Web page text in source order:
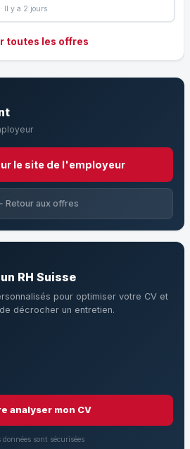
Il y a 2 jours
toutes les offres
le site de l'employeur
Retour aux offres
RH Suisse
pour optimiser votre CV et
décrocher un entretien.
analyser mon CV
données sont sécurisées